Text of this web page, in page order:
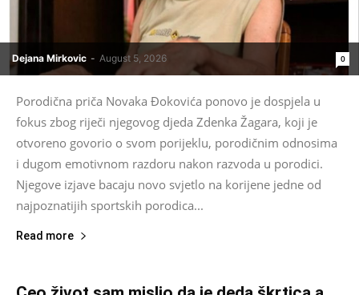
Dejana Mirkovic - August 5, 2026 0
Porodična priča Novaka Đokovića ponovo je dospjela u
fokus zbog riječi njegovog djeda Zdenka Žagara, koji je
otvoreno govorio o svom porijeklu, porodičnim odnosima
i dugom emotivnom razdoru nakon razvoda u porodici.
Njegove izjave bacaju novo svjetlo na korijene jedne od
najpoznatijih sportskih porodica...
Read more